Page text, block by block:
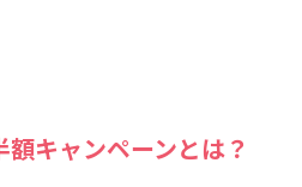
キャンペーンとは？